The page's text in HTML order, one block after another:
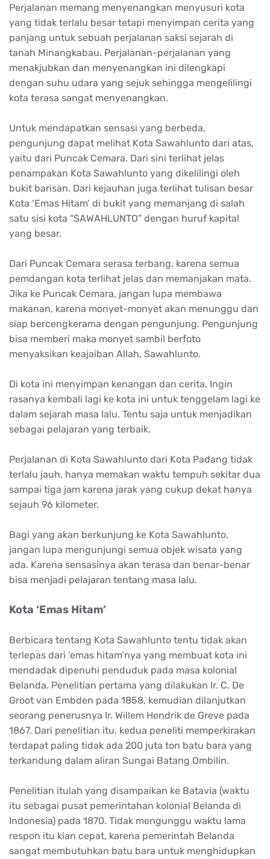
Perjalanan memang menyenangkan menyusuri kota
yang tidak terlalu besar tetapi menyimpan cerita yang
panjang untuk sebuah perjalanan saksi sejarah di
tanah Minangkabau. Perjalanan-perjalanan yang
menakjubkan dan menyenangkan ini dilengkapi
dengan suhu udara yang sejuk sehingga mengelilingi
kota terasa sangat menyenangkan.
Untuk mendapatkan sensasi yang berbeda,
pengunjung dapat melihat Kota Sawahlunto dari atas,
yaitu dari Puncak Cemara. Dari sini terlihat jelas
penampakan Kota Sawahlunto yang dikelilingi oleh
bukit barisan. Dari kejauhan juga terlihat tulisan besar
Kota ‘Emas Hitam’ di bukit yang memanjang di salah
satu sisi kota “SAWAHLUNTO” dengan huruf kapital
yang besar.
Dari Puncak Cemara serasa terbang, karena semua
pemdangan kota terlihat jelas dan memanjakan mata.
Jika ke Puncak Cemara, jangan lupa membawa
makanan, karena monyet-monyet akan menunggu dan
siap bercengkerama dengan pengunjung. Pengunjung
bisa memberi maka monyet sambil berfoto
menyaksikan keajaiban Allah, Sawahlunto.
Di kota ini menyimpan kenangan dan cerita. Ingin
rasanya kembali lagi ke kota ini untuk tenggelam lagi ke
dalam sejarah masa lalu. Tentu saja untuk menjadikan
sebagai pelajaran yang terbaik.
Perjalanan di Kota Sawahlunto dari Kota Padang tidak
terlalu jauh, hanya memakan waktu tempuh sekitar dua
sampai tiga jam karena jarak yang cukup dekat hanya
sejauh 96 kilometer.
Bagi yang akan berkunjung ke Kota Sawahlunto,
jangan lupa mengunjungi semua objek wisata yang
ada. Karena sensasinya akan terasa dan benar-benar
bisa menjadi pelajaran tentang masa lalu.
Kota ‘Emas Hitam’
Berbicara tentang Kota Sawahlunto tentu tidak akan
terlepas dari ‘emas hitam’nya yang membuat kota ini
mendadak dipenuhi penduduk pada masa kolonial
Belanda. Penelitian pertama yang dilakukan Ir. C. De
Groot van Embden pada 1858, kemudian dilanjutkan
seorang penerusnya Ir. Willem Hendrik de Greve pada
1867. Dari penelitian itu, kedua peneliti memperkirakan
terdapat paling tidak ada 200 juta ton batu bara yang
terkandung dalam aliran Sungai Batang Ombilin.
Penelitian itulah yang disampaikan ke Batavia (waktu
itu sebagai pusat pemerintahan kolonial Belanda di
Indonesia) pada 1870. Tidak mengunggu waktu lama
respon itu kian cepat, karena pemerintah Belanda
sangat membutuhkan batu bara untuk menghidupkan